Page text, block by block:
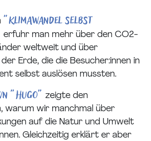
"Klimawandel selbst
erfuhr man mehr über den CO2-
weltweit und über
Erde, die die Besucher:innen in
selbst auslösen mussten.
"Hugo" zeigte den
warum wir manchmal über
auf die Natur und Umwelt
Gleichzeitig erklärt er aber